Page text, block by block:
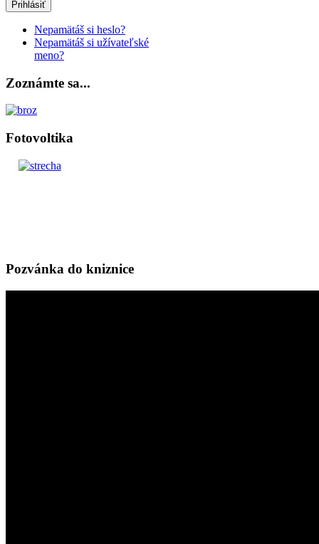
Prihlásiť
Nepamätáš si heslo?
Nepamätáš si užívateľské
meno?
Zoznámte sa...
Fotovoltika
Pozvánka do kniznice